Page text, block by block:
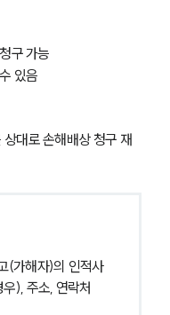
구 가능
있음
대로 손해배상 청구 재
(가해자)의 인적사
), 주소, 연락처